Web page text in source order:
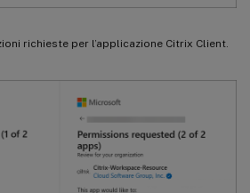
richieste per l’applicazione Citrix Client.